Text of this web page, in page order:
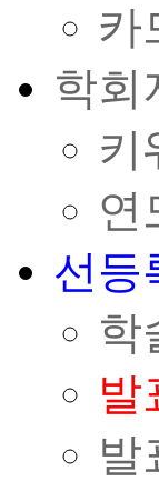
카
학회
키
연
선등
학
발
발